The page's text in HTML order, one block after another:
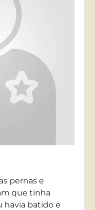
pernas e
que tinha
havia batido e